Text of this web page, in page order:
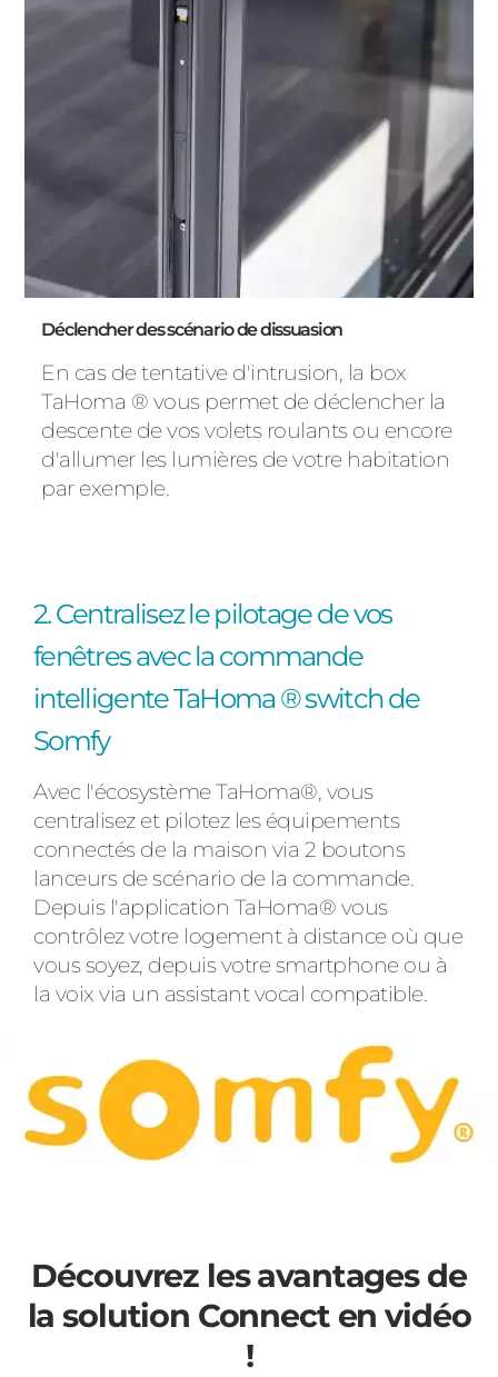
Déclencher des scénario de dissuasion
En cas de tentative d'intrusion, la box
TaHoma ® vous permet de déclencher la
descente de vos volets roulants ou encore
d'allumer les lumières de votre habitation
par exemple.
2. Centralisez le pilotage de vos
fenêtres avec la commande
intelligente TaHoma ® switch de
Somfy
Avec l'écosystème TaHoma®, vous
centralisez et pilotez les équipements
connectés de la maison via 2 boutons
lanceurs de scénario de la commande.
Depuis l'application TaHoma® vous
contrôlez votre logement à distance où que
vous soyez, depuis votre smartphone ou à
la voix via un assistant vocal compatible.
Découvrez les avantages de
la solution Connect en vidéo
!